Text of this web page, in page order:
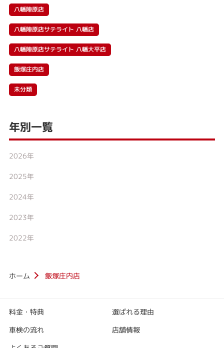
八幡陣原店
八幡陣原店サテライト 八幡店
八幡陣原店サテライト 八幡大平店
飯塚庄内店
未分類
年別一覧
2026年
2025年
2024年
2023年
2022年
ホーム 飯塚庄内店
料金・特典 選ばれる理由
車検の流れ 店舗情報